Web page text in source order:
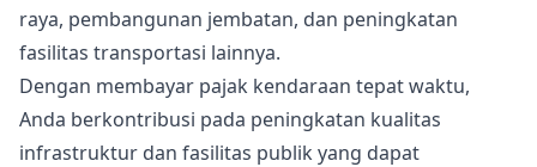
raya, pembangunan jembatan, dan peningkatan
fasilitas transportasi lainnya.
Dengan membayar pajak kendaraan tepat waktu,
Anda berkontribusi pada peningkatan kualitas
infrastruktur dan fasilitas publik yang dapat